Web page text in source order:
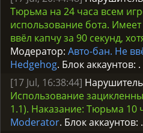
Тюрьма на 24 часа всем
использование бота.
ввёл капчу за 90 секунд,
Модератор: Авто-бан. Не
Hedgehog. Блок аккаунтов: .
[17 Jul, 16:38:44] Нарушитель
Использование
1.1). Наказание: Тюрьма 10
Moderator. Блок аккаунтов: .